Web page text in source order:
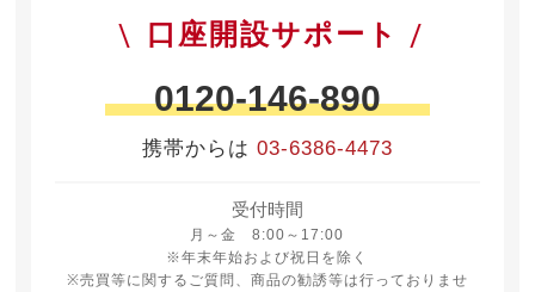
口座開設サポート
0120-146-890
携帯からは 03-6386-4473
受付時間
月～金 8:00～17:00
月曜日から金曜日 8時から17時
※年末年始および祝日を除く
※売買等に関するご質問、商品の勧誘等は行っておりませ